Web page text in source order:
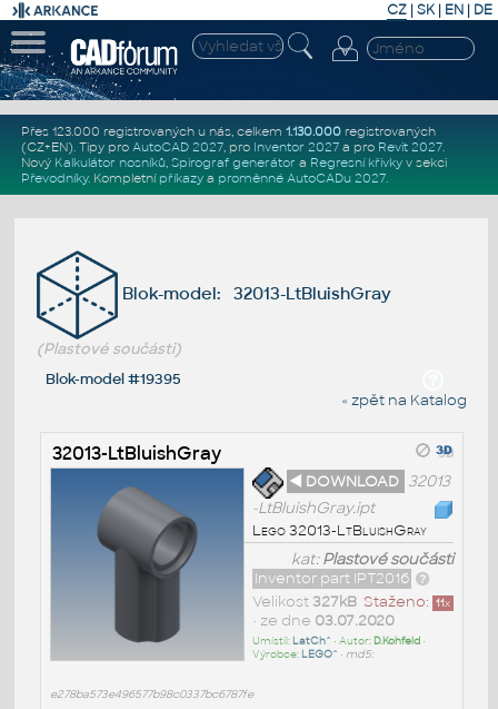
CZ | SK| EN | DE
Přes 123.000 registrovaných u nás, celkem 1.130.000registrovaných
(CZ+EN). Tipy pro AutoCAD 2027, pro Inventor 2027a pro Revit 2027.
Nový Kalkulátor nosníků, Spirograf generátor a Regresní křivkyv sekci
Převodníky. Kompletní příkazya proměnné AutoCADu 2027.
Blok-model: 32013-LtBluishGray
(Plastové součásti)
Blok-model #19395
« zpět na Katalog
32013-LtBluishGray
◄ DOWNLOAD 32013
-LtBluishGray.ipt
Lego 32013-LtBluishGray
kat:Plastové součásti
Inventor part IPT2016
Staženo: 11x
Velikost327kB
• ze dne 03.07.2020
Umístil: LatCh^ • Autor: D.Kohfeld•
Výrobce: LEGO^ • md5:
e278ba573e496577b98c0337bc6787fe